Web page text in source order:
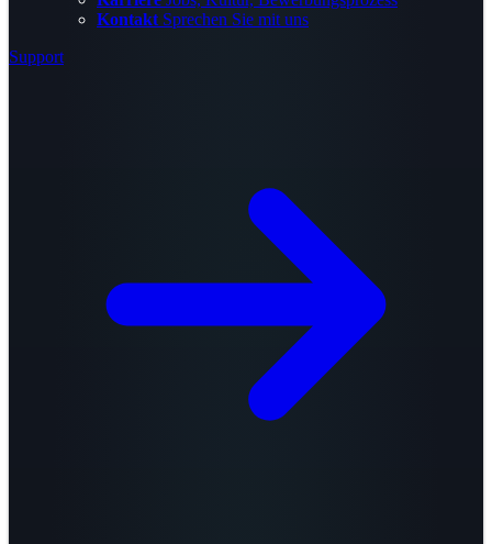
Kontakt Sprechen Sie mit uns
Support